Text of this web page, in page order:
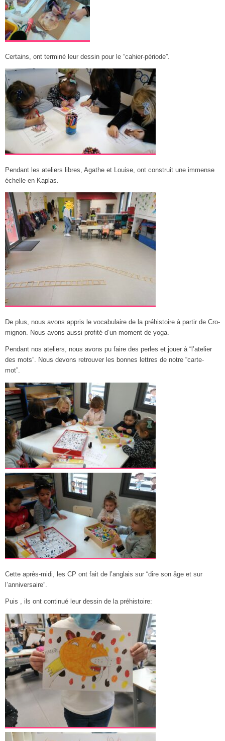
Certains, ont terminé leur dessin pour le “cahier-période”.
Pendant les ateliers libres, Agathe et Louise, ont construit une immense
échelle en Kaplas.
De plus, nous avons appris le vocabulaire de la préhistoire à partir de Cro-
mignon. Nous avons aussi profité d’un moment de yoga.
Pendant nos ateliers, nous avons pu faire des perles et jouer à “l’atelier
des mots”. Nous devons retrouver les bonnes lettres de notre “carte-
mot”.
Cette après-midi, les CP ont fait de l’anglais sur “dire son âge et sur
l’anniversaire”.
Puis , ils ont continué leur dessin de la préhistoire: